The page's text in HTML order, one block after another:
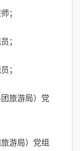
；
；
；
旅游局）党
游局）党组